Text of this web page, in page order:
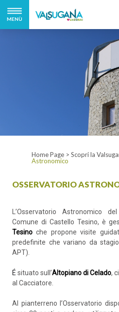
MENÙ
Home Page > Scopri la
Astronomico
OSSERVATORIO
L’Osservatorio Astronomico
Comune di Castello Tesino, è
Tesino che propone visite
predefinite che variano da
APT).
É situato sull’Altopiano di Celado,
al Cacciatore.
Al pianterreno l’Osservatorio